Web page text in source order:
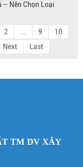
– Nên Chọn Loại
2 9
10
Next Last
TM DV XÂY